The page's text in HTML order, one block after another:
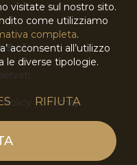
S.r.l.
Policy |Sitemap
visitate sul nostro sito.
come utilizziamo
completa.
acconsenti all’utilizzo
le diverse tipologie.
RIFIUTA